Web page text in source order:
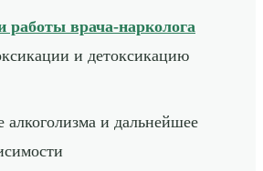
работы врача-нарколога
и детоксикацию
алкоголизма и дальнейшее